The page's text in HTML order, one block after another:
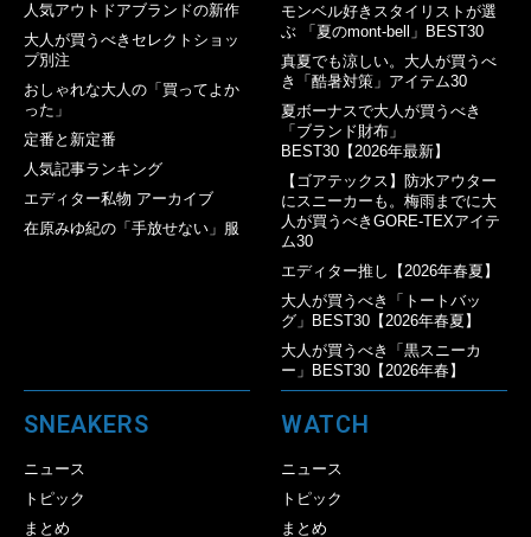
人気アウトドアブランドの新作
大人が買うべきセレクトショッ
プ別注
おしゃれな大人の「買ってよか
った」
定番と新定番
人気記事ランキング
エディター私物 アーカイブ
在原みゆ紀の「手放せない」服
モンベル好きスタイリストが選
ぶ 「夏のmont-bell」BEST30
真夏でも涼しい。大人が買うべ
き「酷暑対策」アイテム30
夏ボーナスで大人が買うべき
「ブランド財布」
BEST30【2026年最新】
【ゴアテックス】防水アウター
にスニーカーも。梅雨までに大
人が買うべきGORE-TEXアイテ
ム30
エディター推し【2026年春夏】
大人が買うべき「トートバッ
グ」BEST30【2026年春夏】
大人が買うべき「黒スニーカ
ー」BEST30【2026年春】
SNEAKERS
ニュース
トピック
まとめ
WATCH
ニュース
トピック
まとめ